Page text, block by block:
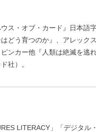
ス・オブ・カード』日本語
どう育つのか』、アレック
ンカー他『人類は絶滅を逃
社）。
LITERACY」「デジタル